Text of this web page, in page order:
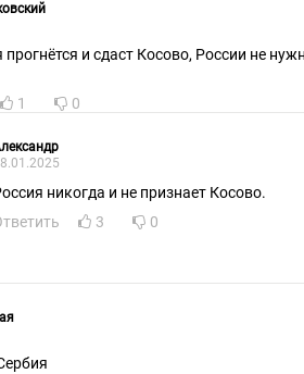
прогнётся и сдаст Косово, России не
1 0
никогда и не признает Косово.
3 0